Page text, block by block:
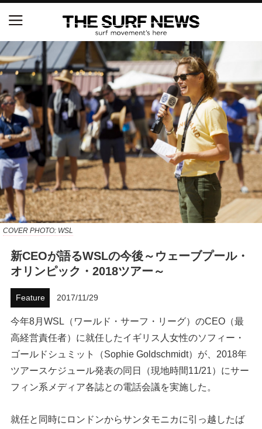
COVER PHOTO: WSL
新CEOが語るWSLの今後～ウェーブプール・
オリンピック・2018ツアー～
Feature 2017/11/29
今年8月WSL（ワールド・サーフ・リーグ）のCEO（最
高経営責任者）に就任したイギリス人女性のソフィー・
ゴールドシュミット（Sophie Goldschmidt）が、2018年
ツアースケジュール発表の同日（現地時間11/21）にサー
フィン系メディア各誌との電話会議を実施した。
就任と同時にロンドンからサンタモニカに引っ越したば
NSAと茅ヶ崎市が包括連携協定を締結 自治体との
協定は全国初、サーフィンを軸に地域活性化へ
【五十嵐カノア独占インタビュー】旧友レオ、ジャ
ックとの豪華プライベートセッション
S.ONE ショート＆ロング開幕戦・現地リポート（高
橋みなと）
ニュース
製品情報
特集
試合
ウェストジャパン
イベント・リリース